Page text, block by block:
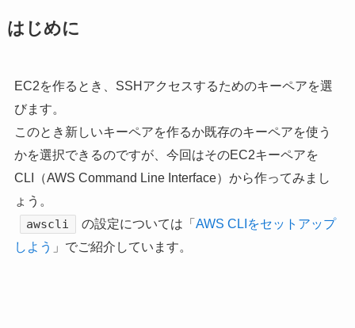
はじめに
EC2を作るとき、SSHアクセスするためのキーペアを選
びます。
このとき新しいキーペアを作るか既存のキーペアを使う
かを選択できるのですが、今回はそのEC2キーペアを
CLI（AWS Command Line Interface）から作ってみまし
ょう。
awscli の設定については「AWS CLIをセットアップ
しよう 」でご紹介しています。